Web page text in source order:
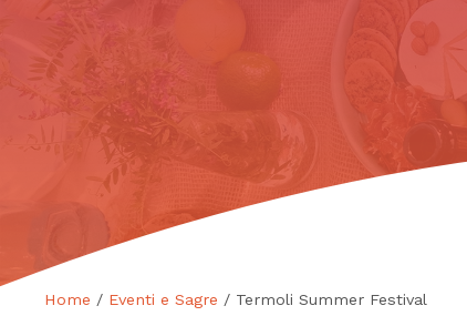
Home / Eventi e Sagre / Termoli Summer Festival